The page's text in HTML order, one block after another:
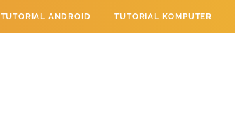
TUTORIAL ANDROID TUTORIAL KOMPUTER